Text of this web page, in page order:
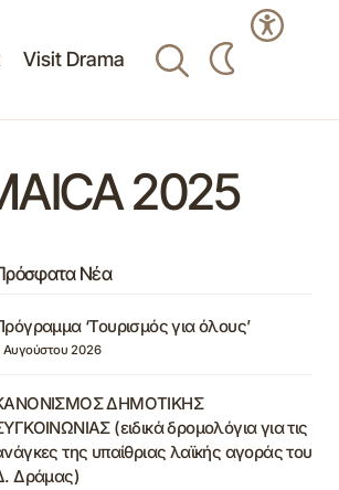
Visit Drama
2025
Νέα
‘Τουρισμός για όλους’
Αυγούστου 2026
ΔΗΜΟΤΙΚΗΣ
(ειδικά δρομολόγια για τις
της υπαίθριας λαϊκής αγοράς του
Δράμας)